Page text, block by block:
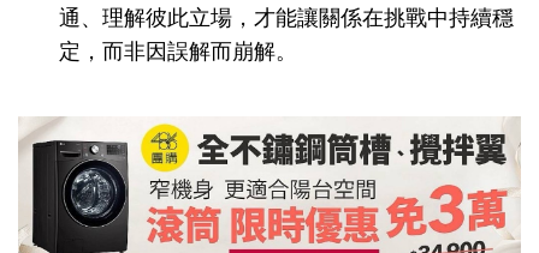
通、理解彼此立場，才能讓關係在挑戰中持續穩
定，而非因誤解而崩解。